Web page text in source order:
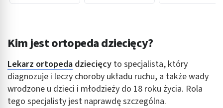
Kim jest ortopeda dziecięcy?
Lekarz ortopeda dziecięcy to specjalista, który
diagnozuje i leczy choroby układu ruchu, a także wady
wrodzone u dzieci i młodzieży do 18 roku życia. Rola
tego specjalisty jest naprawdę szczególna.